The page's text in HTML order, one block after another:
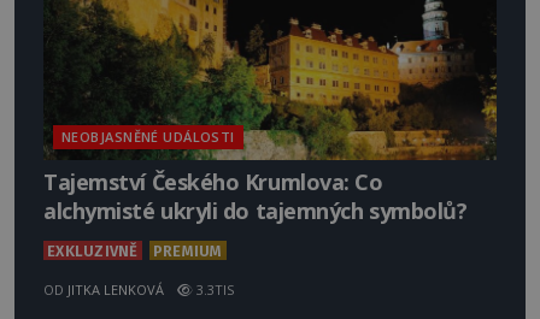
NEOBJASNĚNÉ UDÁLOSTI
Tajemství Českého Krumlova: Co
alchymisté ukryli do tajemných symbolů?
EXKLUZIVNĚ PREMIUM
OD JITKA LENKOVÁ 3.3TIS